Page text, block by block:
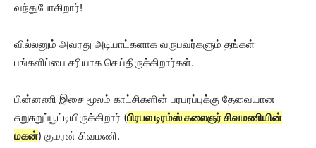
வந்துபோகிறார்!
வில்லனும் அவரது அடியாட்களாக வருபவர்களும் தங்கள்
பங்களிப்பை சரியாக செய்திருக்கிறார்கள்.
பின்னணி இசை மூலம் காட்சிகளின் பரபரப்புக்கு தேவையான
சுறுசுறுப்பூட்டியிருக்கிறார் (பிரபல டிரம்ஸ் கலைஞர் சிவமணியின்
மகன்) குமரன் சிவமணி.